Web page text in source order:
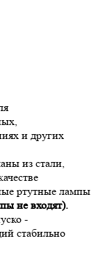
и других
из стали,
ртутные лампы
не входят).
-
стабильно